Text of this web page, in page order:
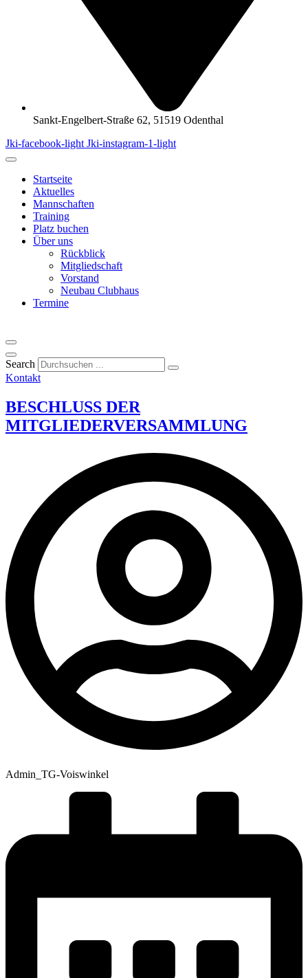
Sankt-Engelbert-Straße 62, 51519 Odenthal
Jki-facebook-light Jki-instagram-1-light
Startseite
Aktuelles
Mannschaften
Training
Platz buchen
Über uns
Rückblick
Mitgliedschaft
Vorstand
Neubau Clubhaus
Termine
Search
Kontakt
BESCHLUSS DER
MITGLIEDERVERSAMMLUNG
Admin_TG-Voiswinkel